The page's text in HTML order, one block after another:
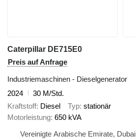
Caterpillar DE715E0
Preis auf Anfrage
Industriemaschinen - Dieselgenerator
2024
30 M/Std.
Kraftstoff Diesel Typ stationär
Motorleistung 650 kVA
Vereinigte Arabische Emirate, Dubai